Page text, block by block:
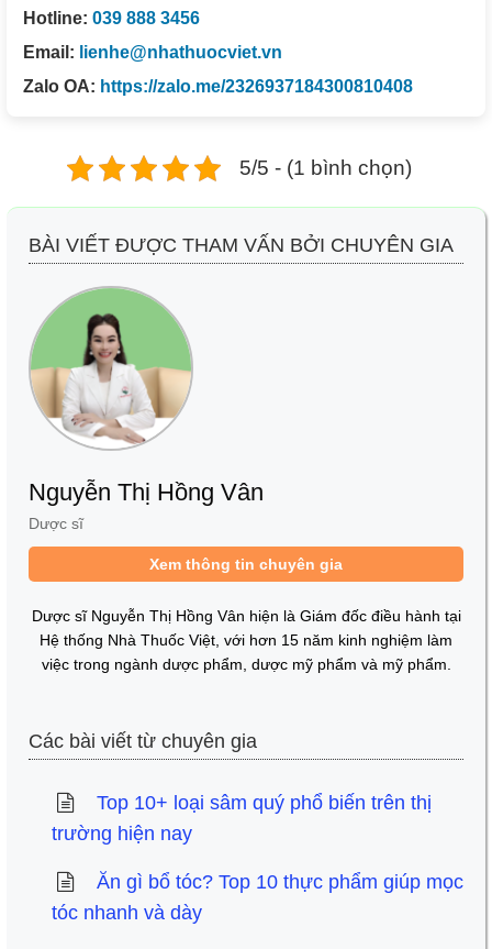
Hotline: 039 888 3456
Email: lienhe@nhathuocviet.vn
Zalo OA: https://zalo.me/2326937184300810408
5/5 - (1 bình chọn)
BÀI VIẾT ĐƯỢC THAM VẤN BỞI CHUYÊN GIA
Nguyễn Thị Hồng Vân
Dược sĩ
Xem thông tin chuyên gia
Dược sĩ Nguyễn Thị Hồng Vân hiện là Giám đốc điều hành tại
Hệ thống Nhà Thuốc Việt, với hơn 15 năm kinh nghiệm làm
việc trong ngành dược phẩm, dược mỹ phẩm và mỹ phẩm.
Các bài viết từ chuyên gia
Top 10+ loại sâm quý phổ biến trên thị
trường hiện nay
Ăn gì bổ tóc? Top 10 thực phẩm giúp mọc
tóc nhanh và dày